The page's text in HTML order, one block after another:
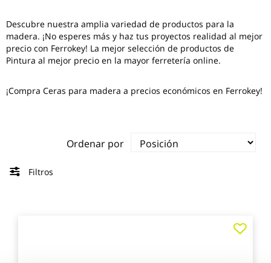
Descubre nuestra amplia variedad de productos para la
madera. ¡No esperes más y haz tus proyectos realidad al mejor
precio con Ferrokey! La mejor selección de productos de
Pintura al mejor precio en la mayor ferretería online.
¡Compra Ceras para madera a precios económicos en Ferrokey!
Ordenar por
Filtros